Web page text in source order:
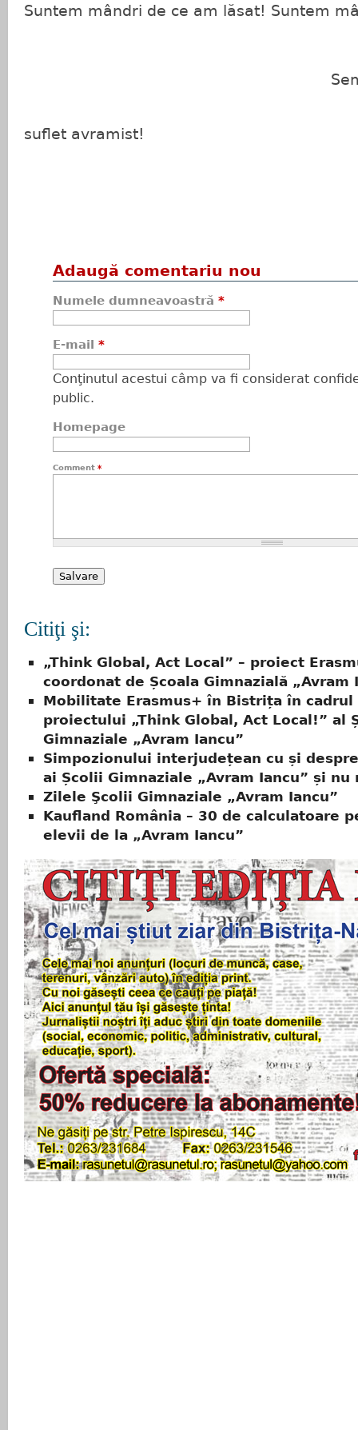
Suntem mândri de ce am lăsat! Suntem
suflet avramist!
Adaugă comentariu nou
Numele dumneavoastră *
E-mail *
Conţinutul acestui câmp va fi considerat
public.
Homepage
Comment *
Citiţi şi:
„Think Global, Act Local” – proiect
coordonat de Școala Gimnazială „Avram
Mobilitate Erasmus+ în Bistrița în cadrul
proiectului „Think Global, Act Local!” al
Gimnaziale „Avram Iancu”
Simpozionului interjudețean cu și
ai Școlii Gimnaziale „Avram Iancu” și nu
Zilele Şcolii Gimnaziale „Avram Iancu”
Kaufland România – 30 de calculatoare
elevii de la „Avram Iancu”